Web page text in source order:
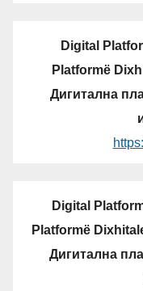
Digital
Platformë
Дигитална
Digital
Platformë
Дигитална